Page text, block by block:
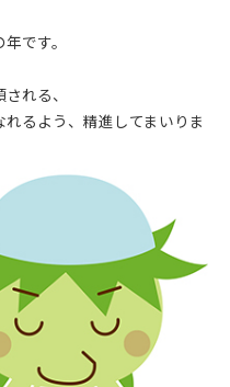
です。
れる、
るよう、精進してまいりま